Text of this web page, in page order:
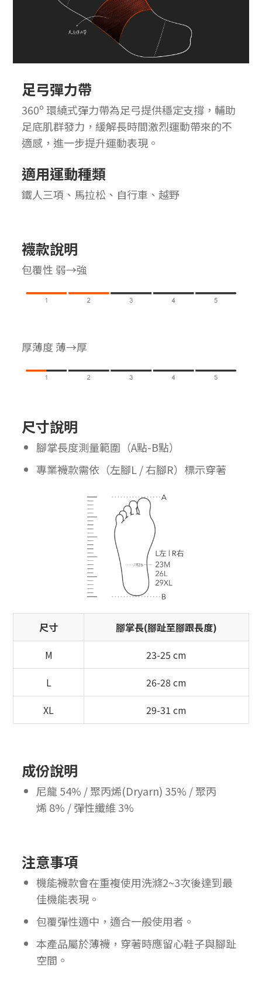
足弓彈力帶
360º 環繞式彈力帶為足弓提供穩定支撐，輔助
足底肌群發力，緩解長時間激烈運動帶來的不
適感，進一步提升運動表現。
適用運動種類
鐵人三項、馬拉松、自行車、越野
襪款說明
包覆性 弱→強
厚薄度 薄→厚
尺寸說明
腳掌長度測量範圍（A點-B點）
專業襪款需依（左腳L / 右腳R）標示穿著
尺寸
腳掌長(腳趾至腳跟長度)
M
23-25 cm
L
26-28 cm
XL
29-31 cm
成份說明
尼龍 54% / 聚丙烯(Dryarn) 35% / 聚丙
烯 8% / 彈性纖維 3%
注意事項
機能襪款會在重複使用洗滌2~3次後達到最
佳機能表現。
包覆彈性適中，適合一般使用者。
本產品屬於薄襪，穿著時應留心鞋子與腳趾
空間。